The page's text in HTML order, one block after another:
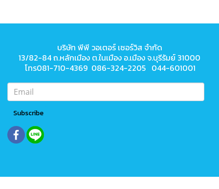
บริษัท พีพี วอเตอร์ เซอร์วิส จำกัด
13/82-84 ถ.หลักเมือง ต.ในเมือง อ.เมือง จ.บุรีรัมย์ 31000
โทร081-710-4369 086-324-2205 044-601001
Subscribe